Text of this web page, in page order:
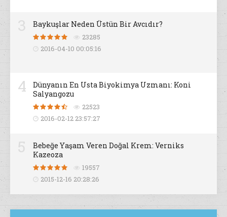
Baykuşlar Neden Üstün Bir Avcıdır?
23285
2016-04-10 00:05:16
4
Dünyanın En Usta Biyokimya Uzmanı: Koni
Salyangozu
22523
2016-02-12 23:57:27
Bebeğe Yaşam Veren Doğal Krem: Verniks
Kazeoza
19557
2015-12-16 20:28:26